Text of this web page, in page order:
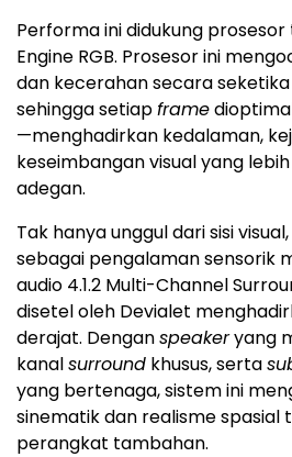
Performa ini didukung
Engine RGB. Prosesor ini
dan kecerahan secara
sehingga setiapframe
—menghadirkan kedalaman,
keseimbangan visual yang
adegan.
Tak hanya unggul dari sisi
sebagai pengalaman sensorik
audio 4.1.2 Multi-Channel
disetel oleh Devialet
derajat. Denganspeakeryang
kanalsurround khusus, serta
yang bertenaga, sistem ini
sinematik dan realisme
perangkat tambahan.